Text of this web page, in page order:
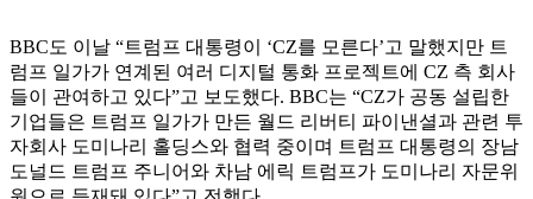
BBC도 이날 “트럼프 대통령이 ‘CZ를 모른다’고 말했지만 트
럼프 일가가 연계된 여러 디지털 통화 프로젝트에 CZ 측 회사
들이 관여하고 있다”고 보도했다. BBC는 “CZ가 공동 설립한
기업들은 트럼프 일가가 만든 월드 리버티 파이낸셜과 관련 투
자회사 도미나리 홀딩스와 협력 중이며 트럼프 대통령의 장남
도널드 트럼프 주니어와 차남 에릭 트럼프가 도미나리 자문위